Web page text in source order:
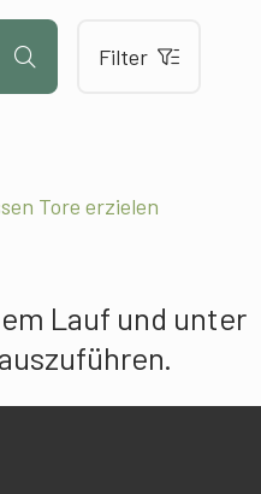
Filter
Tore erzielen
Lauf und unter